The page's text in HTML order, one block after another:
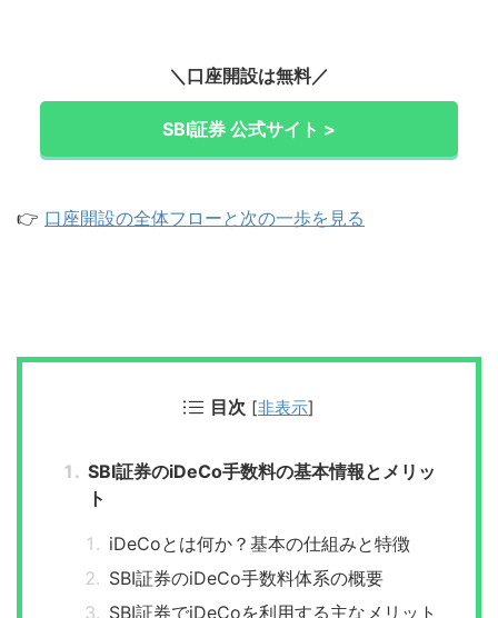
＼口座開設は無料／
SBI証券 公式サイト >
👉 口座開設の全体フローと次の一歩を見る
目次 [非表示]
SBI証券のiDeCo手数料の基本情報とメリッ
ト
iDeCoとは何か？基本の仕組みと特徴
SBI証券のiDeCo手数料体系の概要
SBI証券でiDeCoを利用する主なメリット